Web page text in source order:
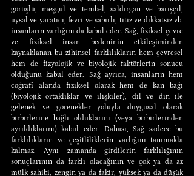
görüşlü, meşgul ve tembel, saldırgan ve barışçıl,
uysal ve yaratıcı, fevri ve sabırlı, titiz ve dikkatsiz vb.
insanların varlığını da kabul eder. Sağ, fiziksel çevre
ve fiziksel insan bedeninin etkileşiminden
kaynaklanan bu zihinsel farklılıkların hem çevresel
hem de fizyolojik ve biyolojik faktörlerin sonucu
olduğunu kabul eder. Sağ ayrıca, insanların hem
coğrafî alanda fiziksel olarak hem de kan bağı
(biyolojik ortaklıklar ve ilişkiler), dil ve din ile
gelenek ve görenekler yoluyla duygusal olarak
birbirlerine bağlı olduklarını (veya birbirlerinden
ayrıldıklarını) kabul eder. Dahası, Sağ sadece bu
farklılıkların ve çeşitliliklerin varlığını tanımakla
kalmaz. Aynı zamanda girdilerin farklılığının
sonuçlarının da farklı olacağının ve çok ya da az
mülk sahibi, zengin ya da fakir, yüksek ya da düşük